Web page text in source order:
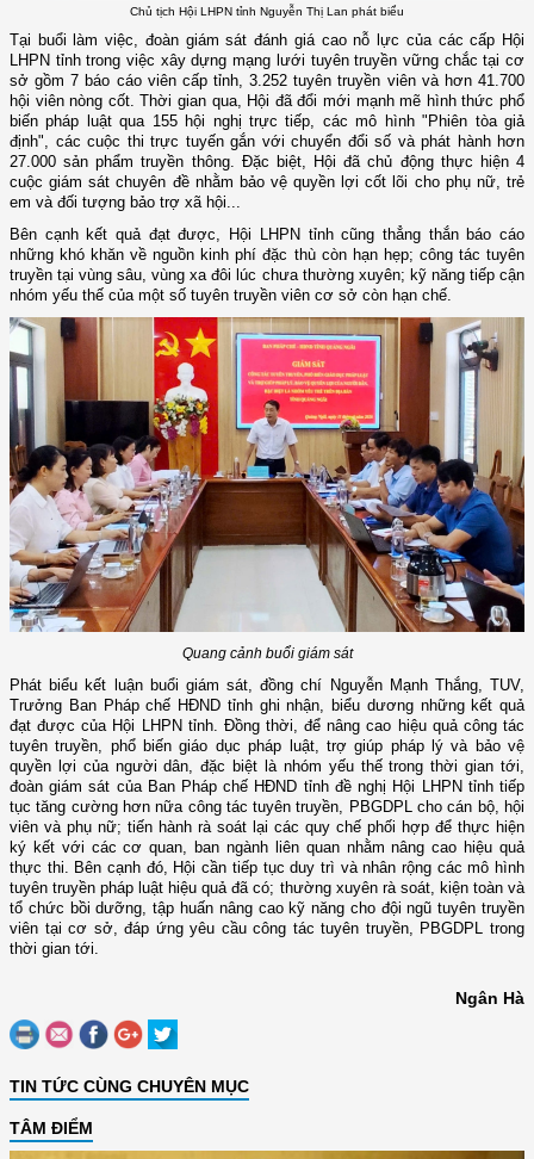
Chủ tịch Hội LHPN tỉnh Nguyễn Thị Lan phát biểu
Tại buổi làm việc, đoàn giám sát đánh giá cao nỗ lực của các cấp Hội
LHPN tỉnh trong việc xây dựng mạng lưới tuyên truyền vững chắc tại cơ
sở gồm 7 báo cáo viên cấp tỉnh, 3.252 tuyên truyền viên và hơn 41.700
hội viên nòng cốt. Thời gian qua, Hội đã đổi mới mạnh mẽ hình thức phổ
biến pháp luật qua 155 hội nghị trực tiếp, các mô hình "Phiên tòa giả
định", các cuộc thi trực tuyến gắn với chuyển đổi số và phát hành hơn
27.000 sản phẩm truyền thông. Đặc biệt, Hội đã chủ động thực hiện 4
cuộc giám sát chuyên đề nhằm bảo vệ quyền lợi cốt lõi cho phụ nữ, trẻ
em và đối tượng bảo trợ xã hội...
Bên cạnh kết quả đạt được, Hội LHPN tỉnh cũng thẳng thắn báo cáo
những khó khăn về nguồn kinh phí đặc thù còn hạn hẹp; công tác tuyên
truyền tại vùng sâu, vùng xa đôi lúc chưa thường xuyên; kỹ năng tiếp cận
nhóm yếu thế của một số tuyên truyền viên cơ sở còn hạn chế.
Quang cảnh buổi giám sát
Phát biểu kết luận buổi giám sát, đồng chí Nguyễn Mạnh Thắng, TUV,
Trưởng Ban Pháp chế HĐND tỉnh ghi nhận, biểu dương những kết quả
đạt được của Hội LHPN tỉnh. Đồng thời, để nâng cao hiệu quả công tác
tuyên truyền, phổ biến giáo dục pháp luật, trợ giúp pháp lý và bảo vệ
quyền lợi của người dân, đặc biệt là nhóm yếu thế trong thời gian tới,
đoàn giám sát của Ban Pháp chế HĐND tỉnh đề nghị Hội LHPN tỉnh tiếp
tục tăng cường hơn nữa công tác tuyên truyền, PBGDPL cho cán bộ, hội
viên và phụ nữ; tiến hành rà soát lại các quy chế phối hợp để thực hiện
ký kết với các cơ quan, ban ngành liên quan nhằm nâng cao hiệu quả
thực thi. Bên cạnh đó, Hội cần tiếp tục duy trì và nhân rộng các mô hình
tuyên truyền pháp luật hiệu quả đã có; thường xuyên rà soát, kiện toàn và
tổ chức bồi dưỡng, tập huấn nâng cao kỹ năng cho đội ngũ tuyên truyền
viên tại cơ sở, đáp ứng yêu cầu công tác tuyên truyền, PBGDPL trong
thời gian tới.
Ngân Hà
TIN TỨC CÙNG CHUYÊN MỤC
TÂM ĐIỂM